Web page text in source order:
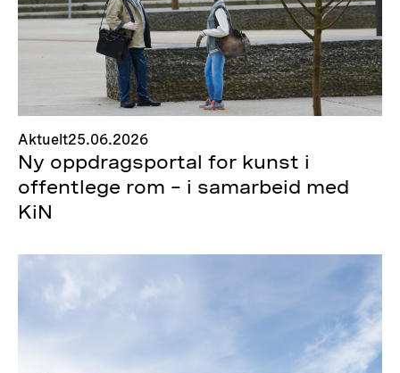
Aktuelt25.06.2026
Ny oppdragsportal for kunst i
offentlege rom – i samarbeid med
KiN